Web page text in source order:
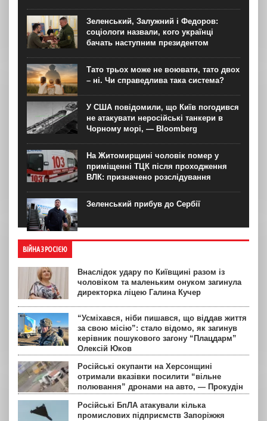
Зеленський, Залужний і Федоров:
соціологи назвали, кого українці
бачать наступним президентом
Тато трьох може не воювати, тато двох
– ні. Чи справедлива така система?
У США повідомили, що Київ погодився
не атакувати неросійські танкери в
Чорному морі, — Bloomberg
На Житомирщині чоловік помер у
приміщенні ТЦК після проходження
ВЛК: призначено розслідування
Зеленський прибув до Сербії
ВІЙНА З РОСІЄЮ
Внаслідок удару по Київщині разом із
чоловіком та маленьким онуком загинула
директорка ліцею Галина Кучер
“Усміхався, ніби пишався, що віддав життя
за свою місію”: стало відомо, як загинув
керівник пошукового загону “Плацдарм”
Олексій Юков
Російські окупанти на Херсонщині
отримали вказівки посилити “вільне
полювання” дронами на авто, — Прокудін
Російські БпЛА атакували кілька
промислових підприємств Запоріжжя